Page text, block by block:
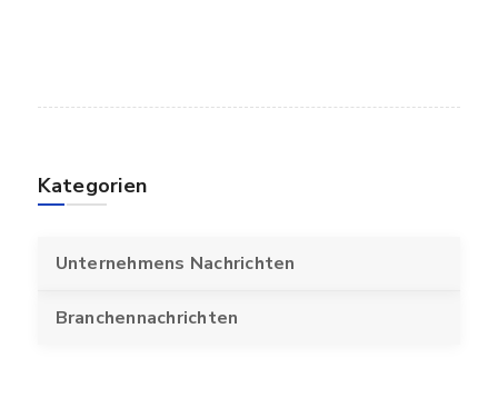
Kategorien
Unternehmens Nachrichten
Branchennachrichten